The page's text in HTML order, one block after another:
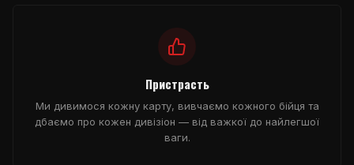
Пристрасть
Ми дивимося кожну карту, вивчаємо кожного бійця та
дбаємо про кожен дивізіон — від важкої до найлегшої
ваги.